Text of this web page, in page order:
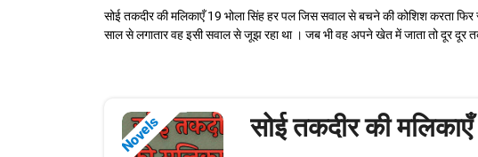
सोई तकदीर की मलिकाएँ 19 भोला सिंह हर पल जिस सवाल से बचने की कोशिश करता
साल से लगातार वह इसी सवाल से जूझ रहा था । जब भी वह अपने खेत में जाता तो दूर
Novels सोई तकदीर की मलिकाएँ